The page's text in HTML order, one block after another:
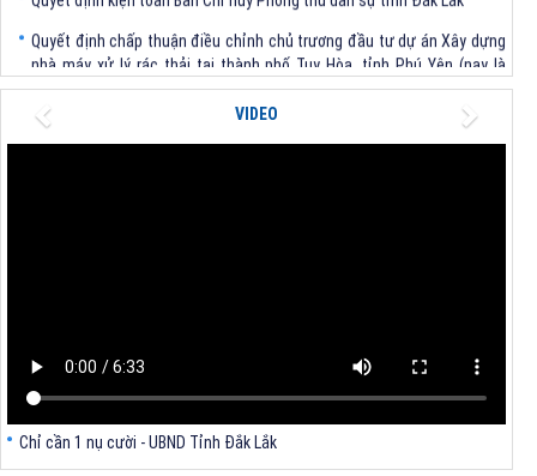
Quyết định chấp thuận điều chỉnh chủ trương đầu tư dự án Xây dựng
nhà máy xử lý rác thải tại thành phố Tuy Hòa, tỉnh Phú Yên (nay là
phường Bình Kiến, tỉnh Đắk Lắk) của Công ty Cổ phần Tập đoàn công
Thông báo Về việc đính chính tọa độ điểm góc tại Phụ lục kèm theo
Quyết định số 2317/QĐ-UBND ngày 21/7/2026 của Chủ tịch UBND tỉnh
VIDEO
Previous Next
Chỉ cần 1 nụ cười - UBND Tỉnh Đắk Lắk